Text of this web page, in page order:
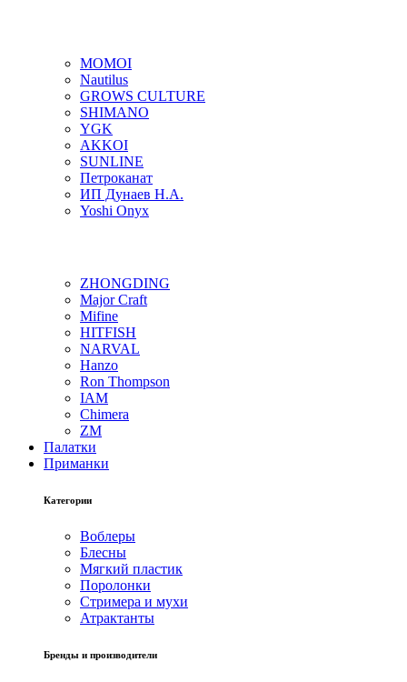
MOMOI
Nautilus
GROWS CULTURE
SHIMANO
YGK
AKKOI
SUNLINE
Петроканат
ИП Дунаев Н.А.
Yoshi Onyx
ZHONGDING
Major Craft
Mifine
HITFISH
NARVAL
Hanzo
Ron Thompson
IAM
Chimera
ZM
Палатки
Приманки
Категории
Воблеры
Блесны
Мягкий пластик
Поролонки
Стримера и мухи
Атрактанты
Бренды и производители